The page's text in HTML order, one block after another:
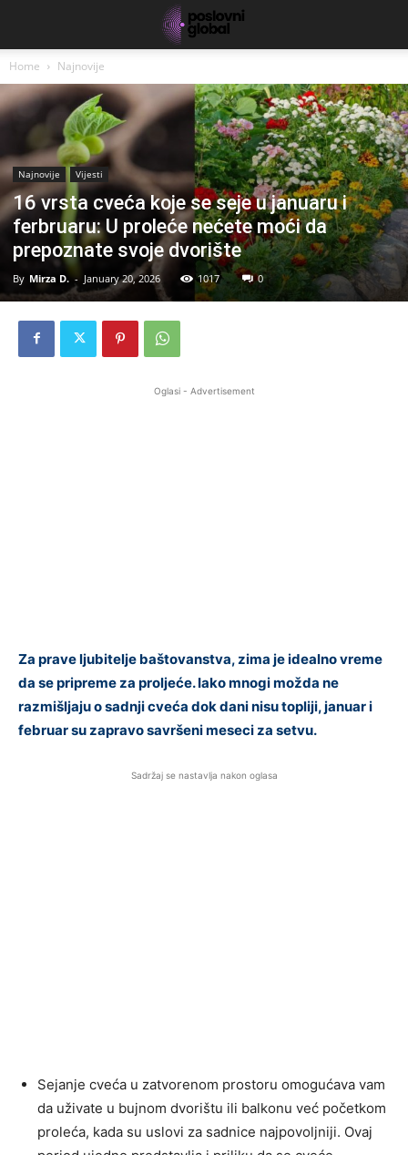
Home Najnovije
Najnovije Vijesti
16 vrsta cveća koje se seje u januaru i
ferbruaru: U proleće nećete moći da
prepoznate svoje dvorište
By Mirza D. - January 20, 2026 1017 0
Oglasi - Advertisement
Za prave ljubitelje baštovanstva, zima je idealno vreme
da se pripreme za proljeće. Iako mnogi možda ne
razmišljaju o sadnji cveća dok dani nisu topliji, januar i
februar su zapravo savršeni meseci za setvu.
Sadržaj se nastavlja nakon oglasa
Sejanje cveća u zatvorenom prostoru omogućava vam
da uživate u bujnom dvorištu ili balkonu već početkom
proleća, kada su uslovi za sadnice najpovoljniji. Ovaj